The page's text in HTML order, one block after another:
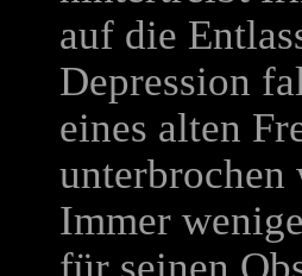
auf die
Depression
eines alten
Immer